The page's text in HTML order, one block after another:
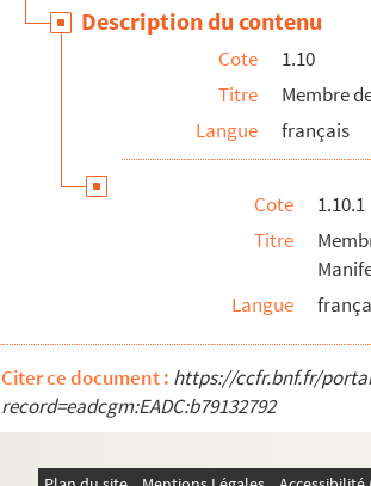
Description du contenu
Cote
1.10
Titre
Membre
Langue
français
Cote
1.10.1
Titre
Langue
Citer ce document : https://ccfr.bnf.fr/
record=eadcgm:EADC:b79132792